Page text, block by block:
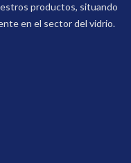
productos, situando
en el sector del vidrio.